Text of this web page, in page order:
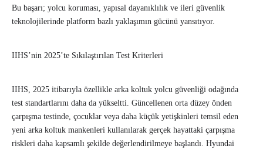
Bu başarı; yolcu koruması, yapısal dayanıklılık ve ileri güvenlik
teknolojilerinde platform bazlı yaklaşımın gücünü yansıtıyor.
IIHS’nin 2025’te Sıkılaştırılan Test Kriterleri
IIHS, 2025 itibarıyla özellikle arka koltuk yolcu güvenliği odağında
test standartlarını daha da yükseltti. Güncellenen orta düzey önden
çarpışma testinde, çocuklar veya daha küçük yetişkinleri temsil eden
yeni arka koltuk mankenleri kullanılarak gerçek hayattaki çarpışma
riskleri daha kapsamlı şekilde değerlendirilmeye başlandı. Hyundai